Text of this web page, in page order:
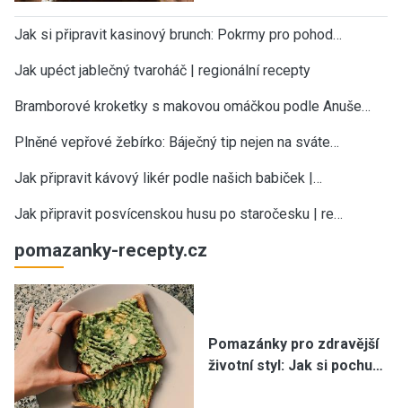
Jak si připravit kasinový brunch: Pokrmy pro pohod…
Jak upéct jablečný tvaroháč | regionální recepty
Bramborové kroketky s makovou omáčkou podle Anuše…
Plněné vepřové žebírko: Báječný tip nejen na sváte…
Jak připravit kávový likér podle našich babiček |…
Jak připravit posvícenskou husu po staročesku | re…
pomazanky-recepty.cz
Pomazánky pro zdravější
životní styl: Jak si pochu…